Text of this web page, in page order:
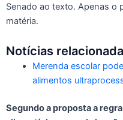
Senado ao texto. Apenas o
matéria.
Notícias
Merenda escolar
alimentos
Segundo a proposta a